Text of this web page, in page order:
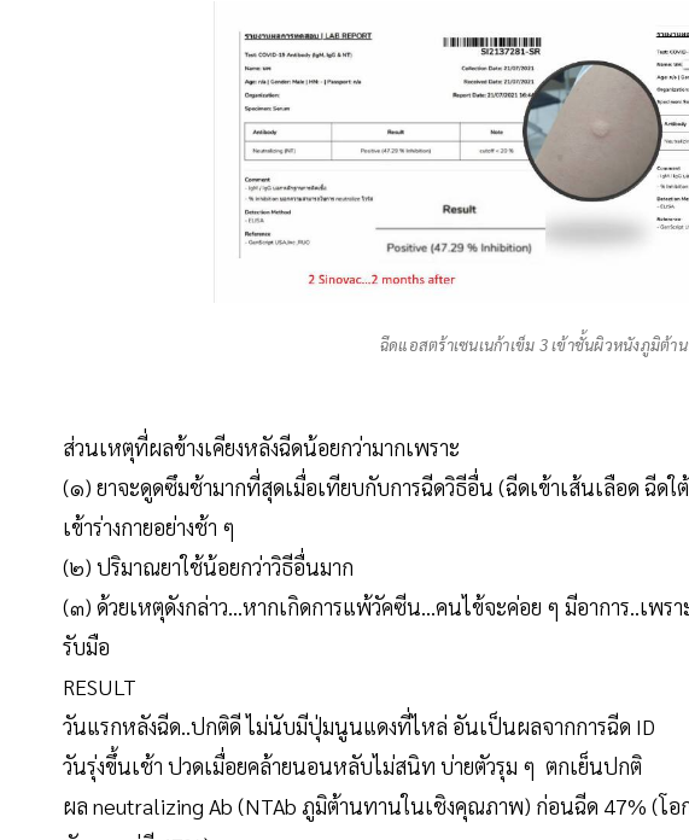
ฉีดแอสตร้าเซนเนก้าเข็ม 3 เข้าชั้นผิวหนังภูมิต้า
ส่วนเหตุที่ผลข้างเคียงหลังฉีดน้อยกว่ามากเพราะ
(๑) ยาจะดูดซึมช้ามากที่สุดเมื่อเทียบกับการฉีดวิธีอื่น (ฉีดเข้าเส้นเลือด ฉีด
เข้าร่างกายอย่างช้า ๆ
(๒) ปริมาณยาใช้น้อยกว่าวิธีอื่นมาก
(๓) ด้วยเหตุดังกล่าว...หากเกิดการแพ้วัคซีน...คนไข้จะค่อย ๆ มีอาการ..เพร
รับมือ
RESULT
วันแรกหลังฉีด..ปกติดี ไม่นับมีปุ่มนูนแดงที่ไหล่ อันเป็นผลจากการฉีด ID
วันรุ่งขึ้นเช้า ปวดเมื่อยคล้ายนอนหลับไม่สนิท บ่ายตัวรุม ๆ ตกเย็นปกติ
ผล neutralizing Ab (NTAb ภูมิต้านทานในเชิงคุณภาพ) ก่อนฉีด 47% (โอ